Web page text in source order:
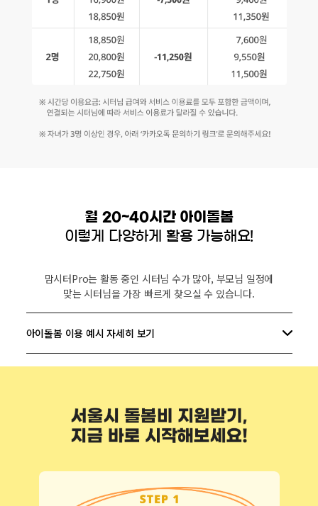
월 20~40시간 아이돌봄
이렇게 다양하게 활용 가능해요!
맘시터Pro는 활동 중인 시터님 수가 많아, 부모님 일정에
맞는 시터님을 가장 빠르게 찾으실 수 있습니다.
아이돌봄 이용 예시 자세히 보기